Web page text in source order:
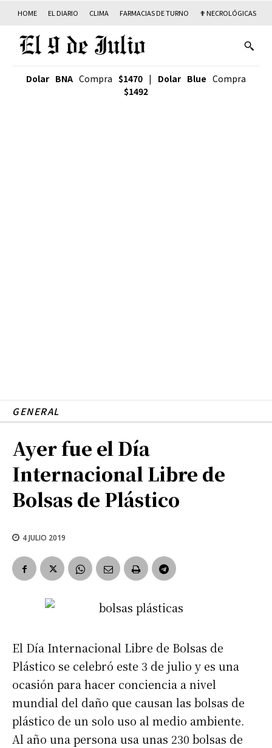
HOME EL DIARIO CLIMA FARMACIAS DE TURNO ✟ NECROLÓGICAS
Dolar BNA Compra $1470 | Dolar Blue Compra
$1492
GENERAL
Ayer fue el Día
Internacional Libre de
Bolsas de Plástico
4 JULIO 2019
El Día Internacional Libre de Bolsas de
Plástico se celebró este 3 de julio y es una
ocasión para hacer conciencia a nivel
mundial del daño que causan las bolsas de
plástico de un solo uso al medio ambiente.
Al año una persona usa unas 230 bolsas de